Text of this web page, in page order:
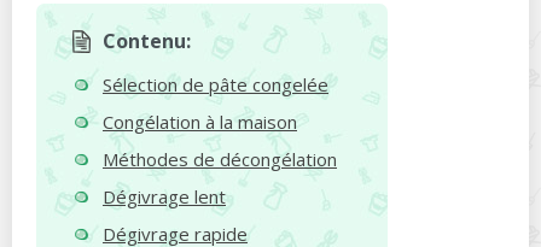
Contenu:
Sélection de pâte congelée
Congélation à la maison
Méthodes de décongélation
Dégivrage lent
Dégivrage rapide